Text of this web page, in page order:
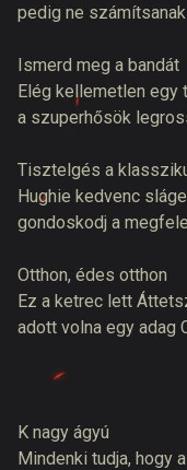
pedig ne számítsanak
Ismerd meg a bandát
Elég kellemetlen egy
a szuperhősök
Tisztelgés a
Hughie kedvenc
gondoskodj a
Otthon, édes otthon
Ez a ketrec lett
adott volna egy adag
K nagy ágyú
Mindenki tudja, hogy